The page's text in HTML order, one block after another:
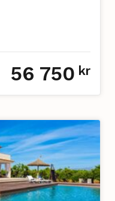
56 750 kr